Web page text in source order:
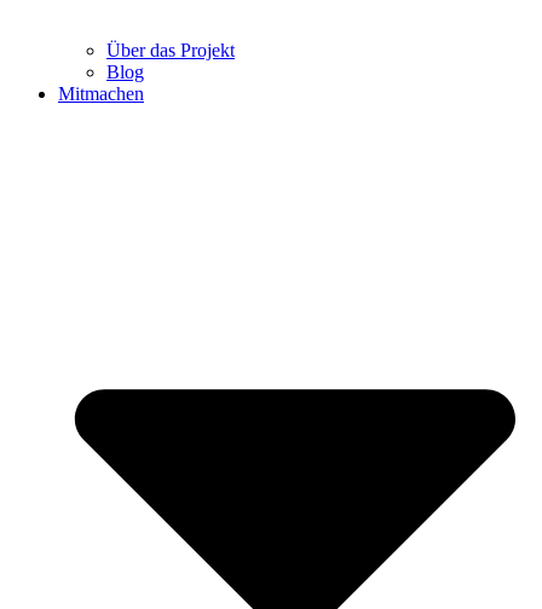
Über das Projekt
Blog
Mitmachen